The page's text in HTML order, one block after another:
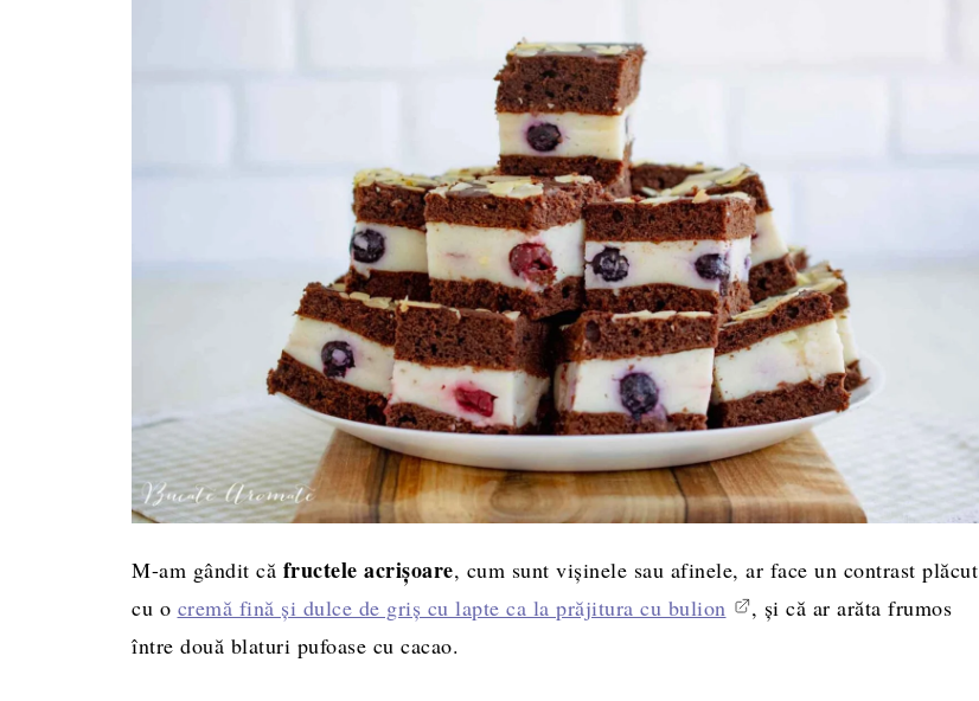
M-am gândit că fructele acrișoare, cum sunt vișinele sau afinele, ar face un contrast plăcut
cu o cremă fină și dulce de griș cu lapte ca la prăjitura cu bulion
, și că ar arăta frumos
între două blaturi pufoase cu cacao.